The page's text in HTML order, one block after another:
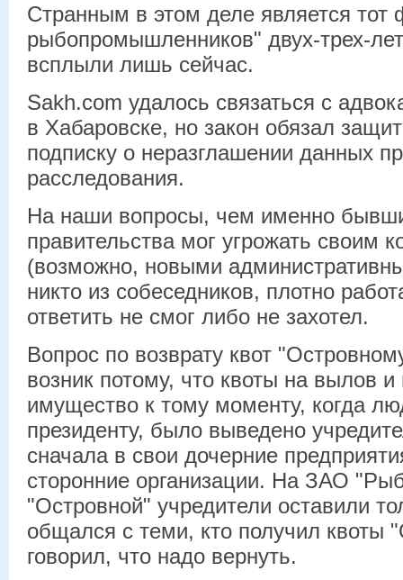
Странным в этом деле является тот
рыбопромышленников" двух-трех-
всплыли лишь сейчас.
Sakh.com удалось связаться с
в Хабаровске, но закон обязал
подписку о неразглашении данных
расследования.
На наши вопросы, чем именно
правительства мог угрожать своим
(возможно, новыми
никто из собеседников, плотно
ответить не смог либо не захотел.
Вопрос по возврату квот
возник потому, что квоты на вылов
имущество к тому моменту, когда
президенту, было выведено
сначала в свои дочерние
сторонние организации. На ЗАО
"Островной" учредители оставили
общался с теми, кто получил квоты
говорил, что надо вернуть.